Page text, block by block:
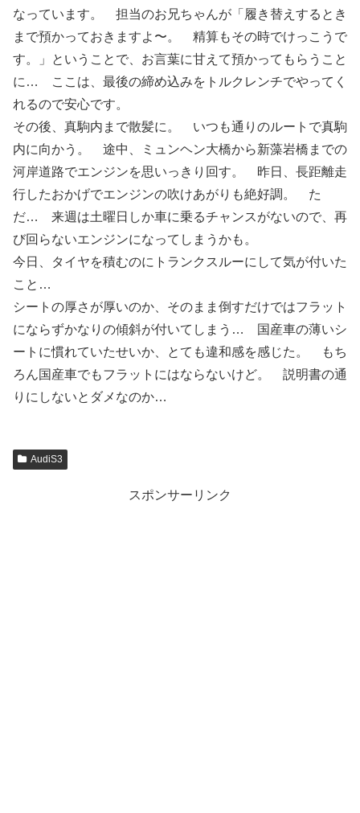
なっています。 担当のお兄ちゃんが「履き替えするとき
まで預かっておきますよ〜。 精算もその時でけっこうで
す。」ということで、お言葉に甘えて預かってもらうこと
に… ここは、最後の締め込みをトルクレンチでやってく
れるので安心です。
その後、真駒内まで散髪に。 いつも通りのルートで真駒
内に向かう。 途中、ミュンヘン大橋から新藻岩橋までの
河岸道路でエンジンを思いっきり回す。 昨日、長距離走
行したおかげでエンジンの吹けあがりも絶好調。 た
だ… 来週は土曜日しか車に乗るチャンスがないので、再
び回らないエンジンになってしまうかも。
今日、タイヤを積むのにトランクスルーにして気が付いた
こと…
シートの厚さが厚いのか、そのまま倒すだけではフラット
にならずかなりの傾斜が付いてしまう… 国産車の薄いシ
ートに慣れていたせいか、とても違和感を感じた。 もち
ろん国産車でもフラットにはならないけど。 説明書の通
りにしないとダメなのか…
AudiS3
スポンサーリンク